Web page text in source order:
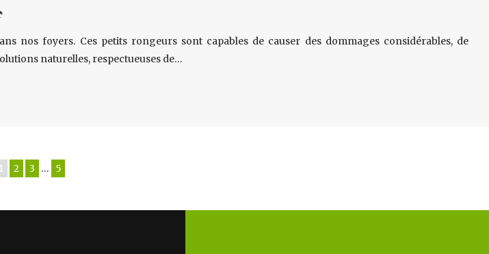
nos foyers. Ces petits rongeurs sont capables de causer des dommages considérables, de
naturelles, respectueuses de…
1 2 3 … 5